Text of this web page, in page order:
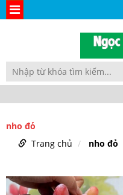
nho đỏ
Trang chủ
nho đỏ